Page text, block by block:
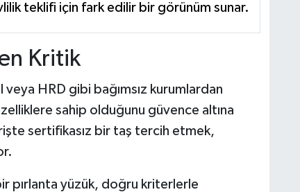
teklifi için fark edilir bir görünüm sunar.
Kritik
veya HRD gibi bağımsız kurumlardan
sahip olduğunu güvence altına
sertifikasız bir taş tercih etmek,
pırlanta yüzük, doğru kriterlerle